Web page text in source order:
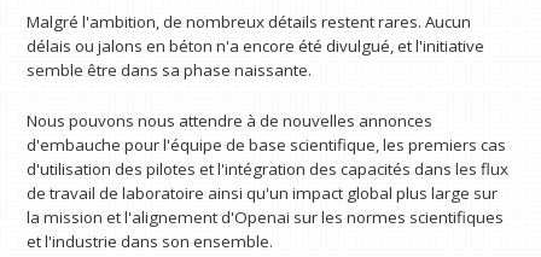
Malgré l'ambition, de nombreux détails restent rares. Aucun
délais ou jalons en béton n'a encore été divulgué, et l'initiative
semble être dans sa phase naissante.
Nous pouvons nous attendre à de nouvelles annonces
d'embauche pour l'équipe de base scientifique, les premiers cas
d'utilisation des pilotes et l'intégration des capacités dans les flux
de travail de laboratoire ainsi qu'un impact global plus large sur
la mission et l'alignement d'Openai sur les normes scientifiques
et l'industrie dans son ensemble.